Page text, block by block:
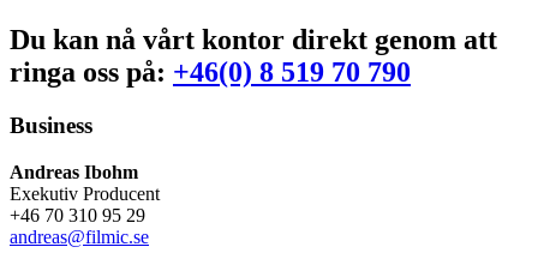
Du kan nå vårt kontor direkt genom att
ringa oss på: +46(0) 8 519 70 790
Business
Andreas Ibohm
Exekutiv Producent
+46 70 310 95 29
andreas@filmic.se